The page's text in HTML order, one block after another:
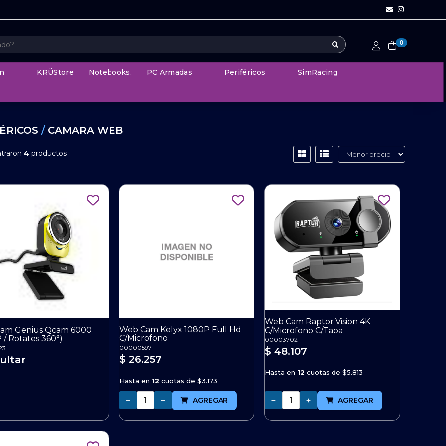
0
KRÜStore Notebooks. PC Armadas Periféricos SimRacing
/ CAMARA WEB
4 productos
Genius Qcam 6000
/ Rotates 360°)
Web Cam Kelyx 1080P Full Hd
C/Microfono
00000597
$ 26.257
Hasta en 12 cuotas de $3.173
AGREGAR
Web Cam Raptor Vision 4K
C/Microfono C/Tapa
00003702
$ 48.107
Hasta en 12 cuotas de$5.813
AGREGAR